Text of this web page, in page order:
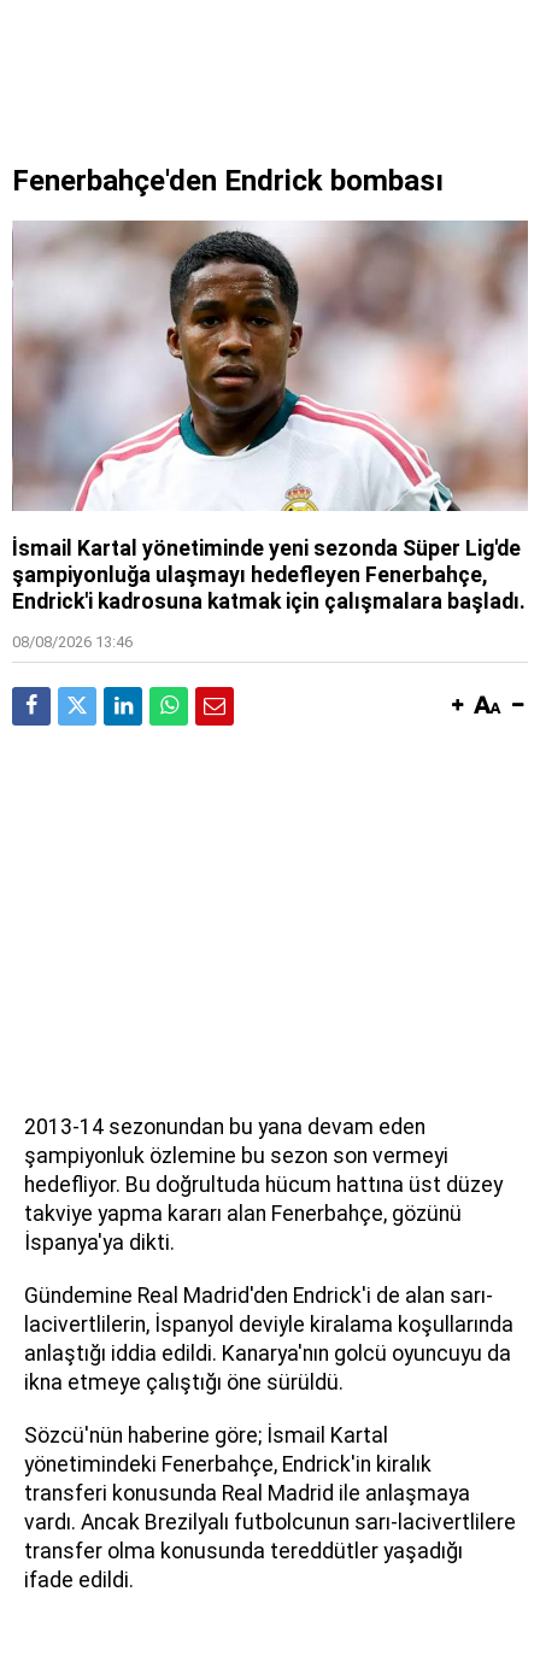
Fenerbahçe'den Endrick bombası
İsmail Kartal yönetiminde yeni sezonda Süper Lig'de
şampiyonluğa ulaşmayı hedefleyen Fenerbahçe,
Endrick'i kadrosuna katmak için çalışmalara başladı.
08/08/2026 13:46
2013-14 sezonundan bu yana devam eden
şampiyonluk özlemine bu sezon son vermeyi
hedefliyor. Bu doğrultuda hücum hattına üst düzey
takviye yapma kararı alan Fenerbahçe, gözünü
İspanya'ya dikti.
Gündemine Real Madrid'den Endrick'i de alan sarı-
lacivertlilerin, İspanyol deviyle kiralama koşullarında
anlaştığı iddia edildi. Kanarya'nın golcü oyuncuyu da
ikna etmeye çalıştığı öne sürüldü.
Sözcü'nün haberine göre; İsmail Kartal
yönetimindeki Fenerbahçe, Endrick'in kiralık
transferi konusunda Real Madrid ile anlaşmaya
vardı. Ancak Brezilyalı futbolcunun sarı-lacivertlilere
transfer olma konusunda tereddütler yaşadığı
ifade edildi.